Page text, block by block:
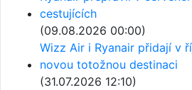
cestujících
(09.08.2026 00:00)
Wizz Air i Ryanair přidají v
novou totožnou destinaci
(31.07.2026 12:10)